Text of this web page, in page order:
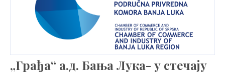
„Грађа“ а.д. Бања Лука- у стечају